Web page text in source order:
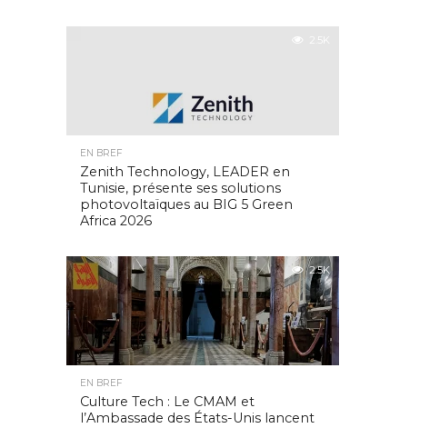
2.5K
EN BREF
Zenith Technology, LEADER en
Tunisie, présente ses solutions
photovoltaïques au BIG 5 Green
Africa 2026
2.5K
EN BREF
Culture Tech : Le CMAM et
l’Ambassade des États-Unis lancent